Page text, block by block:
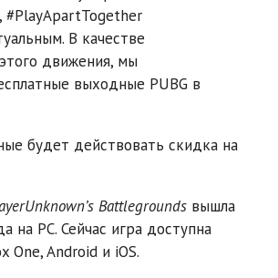
В качестве
движения, мы
выходные PUBG в
будет действовать скидка на
Battlegrounds вышла
на PC. Сейчас игра доступна
One, Android и iOS.